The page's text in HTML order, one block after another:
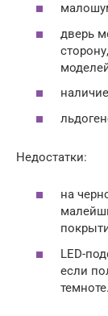
дверь
Недостатки:
на
LED-
если
темноте.